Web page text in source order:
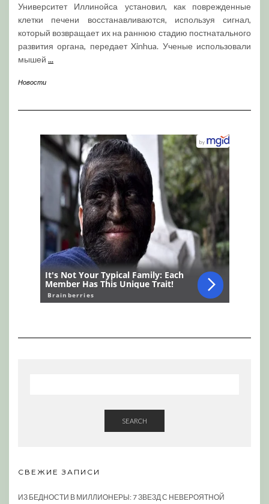
Университет Иллинойса установил, как поврежденные
клетки печени восстанавливаются, используя сигнал,
который возвращает их на раннюю стадию постнатального
развития органа, передает Xinhua. Ученые использовали
мышей ...
Новости
SEARCH
СВЕЖИЕ ЗАПИСИ
ИЗ БЕДНОСТИ В МИЛЛИОНЕРЫ: 7 ЗВЕЗД С НЕВЕРОЯТНОЙ